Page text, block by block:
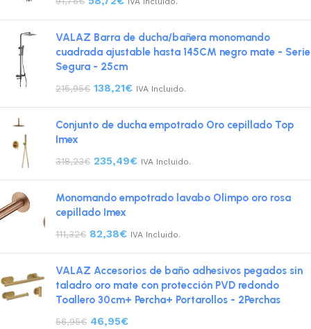
VALAZ Barra de ducha/bañera monomando
cuadrada ajustable hasta 145CM negro mate - Serie
Segura - 25cm
215,95€ 138,21€ IVA Incluido.
Conjunto de ducha empotrado Oro cepillado Top
Imex
318,23€ 235,49€ IVA Incluido.
Monomando empotrado lavabo Olimpo oro rosa
cepillado Imex
111,32€ 82,38€ IVA Incluido.
VALAZ Accesorios de baño adhesivos pegados sin
taladro oro mate con protección PVD redondo
Toallero 30cm+ Percha+ Portarollos - 2Perchas
56,95€ 46,95€